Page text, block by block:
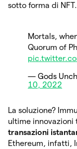
sotto forma di NFT.
Mortals,
Quorum of
— Gods
10, 2022
La soluzione?
ultime innovazioni
transazioni
Ethereum, infatti,